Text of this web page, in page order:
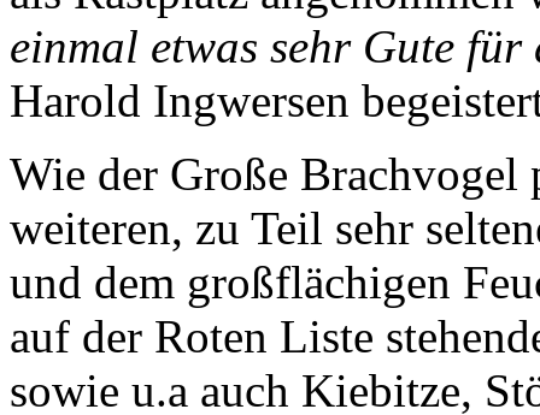
einmal etwas sehr Gute
Harold Ingwersen
Wie der Große
weiteren, zu Teil sehr
und dem großflächigen
auf der Roten Liste
sowie u.a auch Kiebitze,